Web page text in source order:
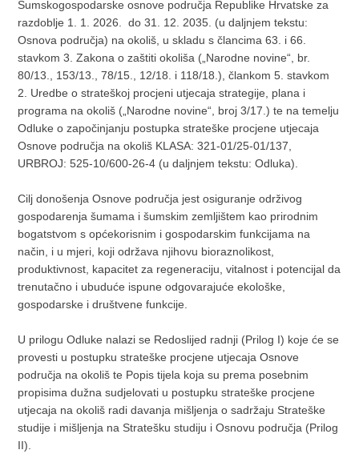
Šumskogospodarske osnove područja Republike Hrvatske za
razdoblje 1. 1. 2026. do 31. 12. 2035. (u daljnjem tekstu:
Osnova područja) na okoliš, u skladu s člancima 63. i 66.
stavkom 3. Zakona o zaštiti okoliša („Narodne novine“, br.
80/13., 153/13., 78/15., 12/18. i 118/18.), člankom 5. stavkom
2. Uredbe o strateškoj procjeni utjecaja strategije, plana i
programa na okoliš („Narodne novine“, broj 3/17.) te na temelju
Odluke o započinjanju postupka strateške procjene utjecaja
Osnove područja na okoliš KLASA: 321-01/25-01/137,
URBROJ: 525-10/600-26-4 (u daljnjem tekstu: Odluka).
Cilj donošenja Osnove područja jest osiguranje održivog
gospodarenja šumama i šumskim zemljištem kao prirodnim
bogatstvom s općekorisnim i gospodarskim funkcijama na
način, i u mjeri, koji održava njihovu bioraznolikost,
produktivnost, kapacitet za regeneraciju, vitalnost i potencijal da
trenutačno i ubuduće ispune odgovarajuće ekološke,
gospodarske i društvene funkcije.
U prilogu Odluke nalazi se Redoslijed radnji (Prilog I) koje će se
provesti u postupku strateške procjene utjecaja Osnove
područja na okoliš te Popis tijela koja su prema posebnim
propisima dužna sudjelovati u postupku strateške procjene
utjecaja na okoliš radi davanja mišljenja o sadržaju Strateške
studije i mišljenja na Stratešku studiju i Osnovu područja (Prilog
II).